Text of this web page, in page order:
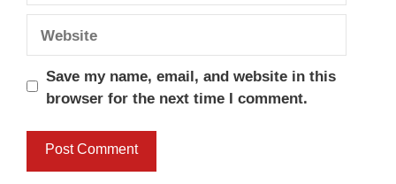
Website
Save my name, email, and website in this
browser for the next time I comment.